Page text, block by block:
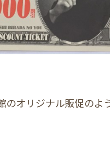
のオリジナル販促の